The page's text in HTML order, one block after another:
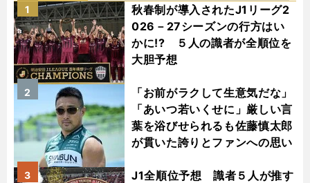
秋春制が導入されたJ1リーグ2
026－27シーズンの行方はい
かに!? ５人の識者が全順位を
大胆予想
1
「お前がラクして生意気だな」
「あいつ若いくせに」厳しい言
葉を浴びせられるも佐藤慎太郎
が貫いた誇りとファンへの思い
2
J1全順位予想 識者５人が推す
3